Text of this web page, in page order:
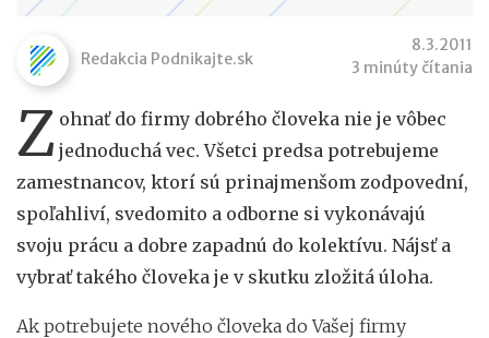
Redakcia Podnikajte.sk
8.3.2011
3 minúty čítania
Z ohnať do firmy dobrého človeka nie je vôbec
jednoduchá vec. Všetci predsa potrebujeme
zamestnancov, ktorí sú prinajmenšom zodpovední,
spoľahliví, svedomito a odborne si vykonávajú
svoju prácu a dobre zapadnú do kolektívu. Nájsť a
vybrať takého človeka je v skutku zložitá úloha.
Ak potrebujete nového človeka do Vašej firmy